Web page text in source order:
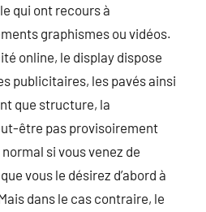
qui ont recours à
graphismes ou vidéos.
online, le display dispose
publicitaires, les pavés ainsi
que structure, la
être pas provisoirement
si vous venez de
vous le désirez d’abord à
dans le cas contraire, le